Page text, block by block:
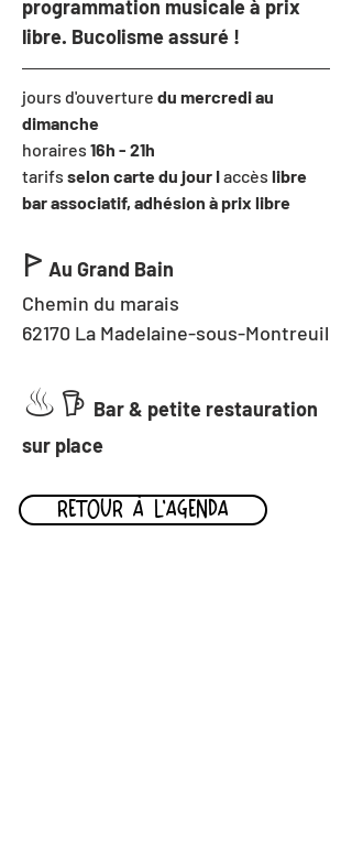
programmation musicale à prix
libre. Bucolisme assuré !
jours d'ouverture du mercredi au
dimanche
horaires 16h - 21h
tarifs selon carte du jour I accès libre
bar associatif, adhésion à prix libre
ꚰ Au Grand Bain
Chemin du marais
62170 La Madelaine-sous-Montreuil
♨︎𖠚 Bar & petite restauration
sur place
RETOUR À L'AGENDA